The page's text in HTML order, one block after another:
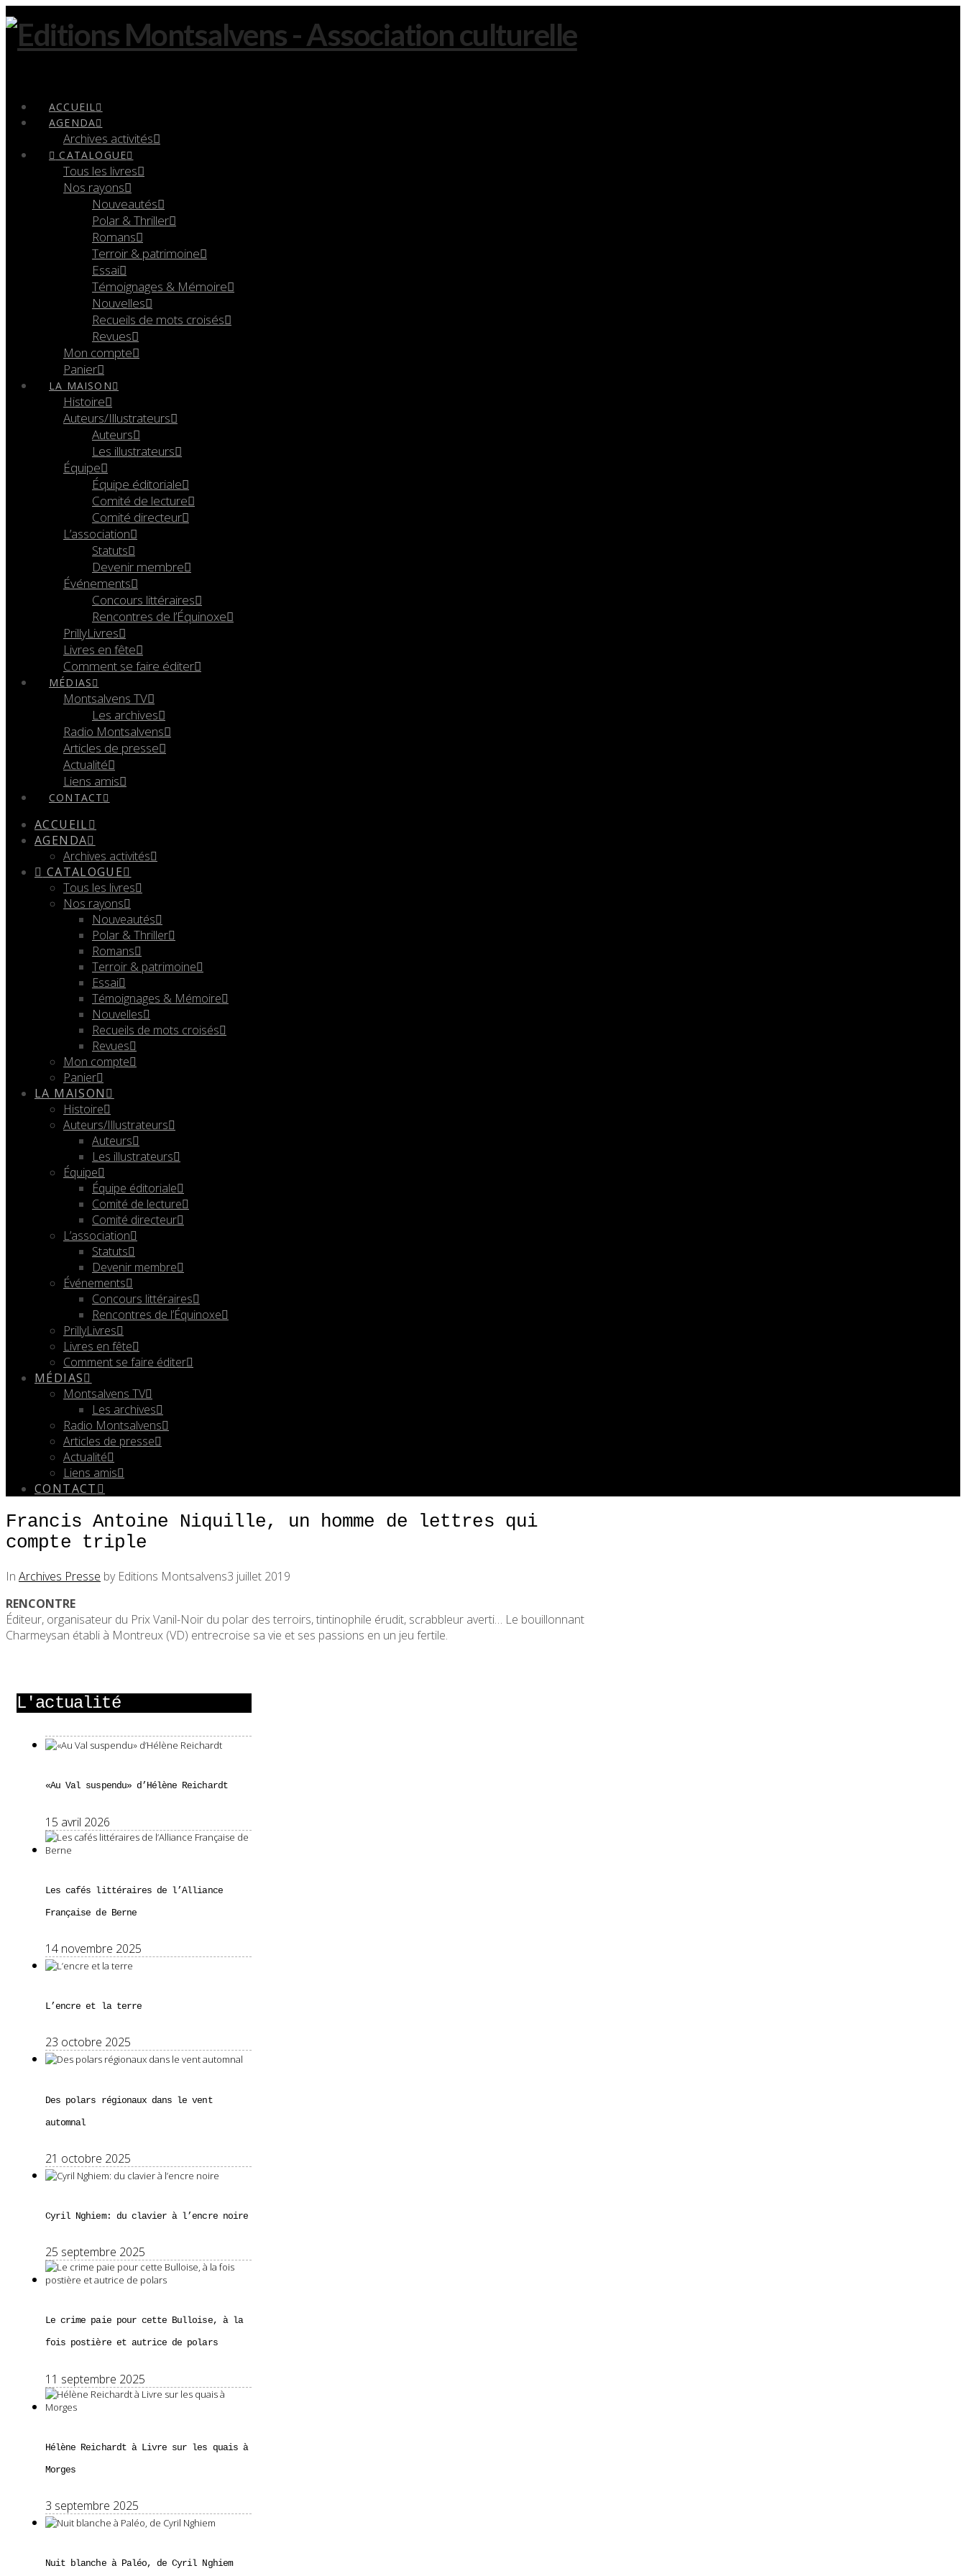
ACCUEIL
AGENDA
Archives activités
CATALOGUE
Tous les livres
Nos rayons
Nouveautés
Polar & Thriller
Romans
Terroir & patrimoine
Essai
Témoignages & Mémoire
Nouvelles
Recueils de mots croisés
Revues
Mon compte
Panier
LA MAISON
Histoire
Auteurs/Illustrateurs
Auteurs
Les illustrateurs
Équipe
Équipe éditoriale
Comité de lecture
Comité directeur
L’association
Statuts
Devenir membre
Événements
Concours littéraires
Rencontres de l’Équinoxe
PrillyLivres
Livres en fête
Comment se faire éditer
MÉDIAS
Montsalvens TV
Les archives
Radio Montsalvens
Articles de presse
Actualité
Liens amis
CONTACT
ACCUEIL
AGENDA
Archives activités
CATALOGUE
Tous les livres
Nos rayons
Nouveautés
Polar & Thriller
Romans
Terroir & patrimoine
Essai
Témoignages & Mémoire
Nouvelles
Recueils de mots croisés
Revues
Mon compte
Panier
LA MAISON
Histoire
Auteurs/Illustrateurs
Auteurs
Les illustrateurs
Équipe
Équipe éditoriale
Comité de lecture
Comité directeur
L’association
Statuts
Devenir membre
Événements
Concours littéraires
Rencontres de l’Équinoxe
PrillyLivres
Livres en fête
Comment se faire éditer
MÉDIAS
Montsalvens TV
Les archives
Radio Montsalvens
Articles de presse
Actualité
Liens amis
CONTACT
Francis Antoine Niquille, un homme de lettres qui
compte triple
In Archives Presse by Editions Montsalvens3 juillet 2019
RENCONTRE
Éditeur, organisateur du Prix Vanil-Noir du polar des terroirs, tintinophile érudit, scrabbleur averti… Le bouillonnant
Charmeysan établi à Montreux (VD) entrecroise sa vie et ses passions en un jeu fertile.
L'actualité
«Au Val suspendu» d’Hélène Reichardt
15 avril 2026
Les cafés littéraires de l’Alliance
Française de Berne
14 novembre 2025
L’encre et la terre
23 octobre 2025
Des polars régionaux dans le vent
automnal
21 octobre 2025
Cyril Nghiem: du clavier à l’encre noire
25 septembre 2025
Le crime paie pour cette Bulloise, à la
fois postière et autrice de polars
11 septembre 2025
Hélène Reichardt à Livre sur les quais à
Morges
3 septembre 2025
Nuit blanche à Paléo, de Cyril Nghiem